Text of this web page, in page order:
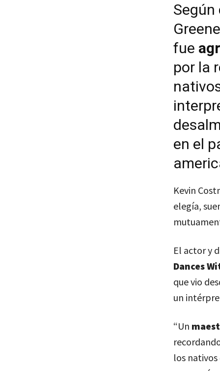
fue
por la
en el
Kevin
elegía,
El actor y
Dances
que vio
un
“Un
los